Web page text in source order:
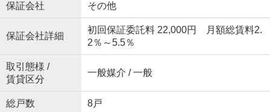
保証会社 その他
保証会社詳細
初回保証委託料 22,000円 月額総賃料2.
2％～5.5％
取引態様 /
賃貸区分
一般媒介 / 一般
総戸数 8戸